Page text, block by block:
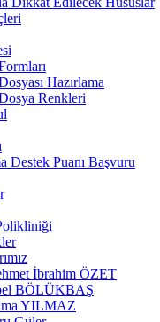
Hazırlama
Renkleri
Destek Puanı Başvuru
İbrahim ÖZET
BÖLÜKBAŞ
YILMAZ